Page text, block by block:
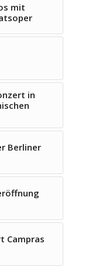
mit
in
Berliner
Campras